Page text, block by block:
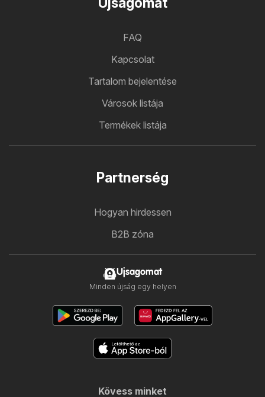
FAQ
Kapcsolat
Tartalom bejelentése
Városok listája
Termékek listája
Partnerség
Hogyan hirdessen
B2B zóna
Ujsagomat
Minden újság egy helyen
Kövess minket